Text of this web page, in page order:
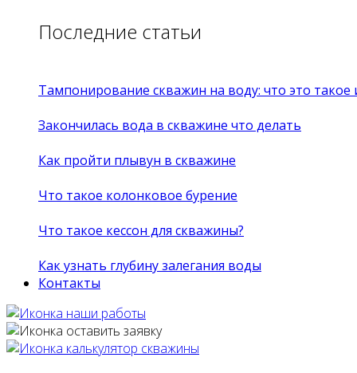
Последние статьи
Тампонирование скважин на воду: что это такое
Закончилась вода в скважине что делать
Как пройти плывун в скважине
Что такое колонковое бурение
Что такое кессон для скважины?
Как узнать глубину залегания воды
Контакты